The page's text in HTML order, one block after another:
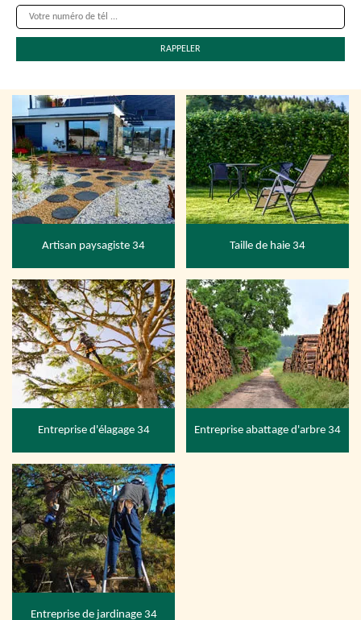
Artisan paysagiste 34 Taille de haie 34
Entreprise d'élagage 34 Entreprise abattage d'arbre 34
Entreprise de jardinage 34